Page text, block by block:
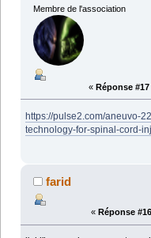
Membre de l'association
« Réponse #17
https://pulse2.com/aneuvo-
technology-for-spinal-cord-
farid
« Réponse